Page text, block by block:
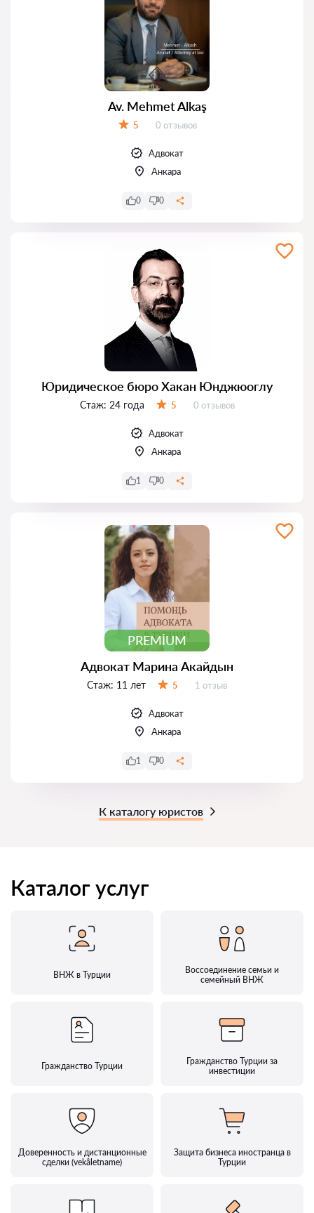
Av. Mehmet Alkaş
5 Отзывов:
0 отзывов
Адвокат
Анкара
0 0
Юридическое бюро Хакан Юнджюоглу
Стаж: 24 года 5 Отзывов:
0 отзывов
Адвокат
Анкара
1 0
PREMIUM
Адвокат Марина Акайдын
Стаж: 11 лет 5 Отзывов:
1 отзыв
Адвокат
Анкара
1 0
К каталогу юристов
Каталог услуг
ВНЖ в Турции
Воссоединение семьи и
семейный ВНЖ
Гражданство Турции
Гражданство Турции за
инвестиции
Доверенность и дистанционные
сделки (vekâletname)
Защита бизнеса иностранца в
Турции